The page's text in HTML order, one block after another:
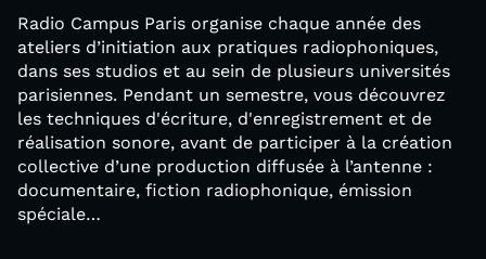
Radio Campus Paris organise chaque année des
ateliers d’initiation aux pratiques radiophoniques,
dans ses studios et au sein de plusieurs universités
parisiennes. Pendant un semestre, vous découvrez
les techniques d'écriture, d'enregistrement et de
réalisation sonore, avant de participer à la création
collective d’une production diffusée à l’antenne :
documentaire, fiction radiophonique, émission
spéciale…